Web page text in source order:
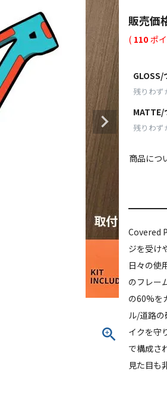
販売価
( 110 ポ
GLOSS/
残りわず
MATTE/
残りわず
商品につ
Covered
ジを受け
日々の使
のフレー
の60%を
ル/道路
イクを守
で構成さ
見た目も